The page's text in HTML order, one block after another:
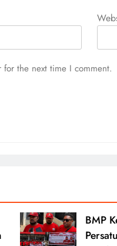
the next time I comment.
BMP